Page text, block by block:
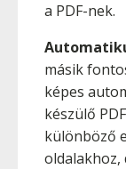
a PDF-nek.
másik
képes
készülő
különböző
oldalakhoz,